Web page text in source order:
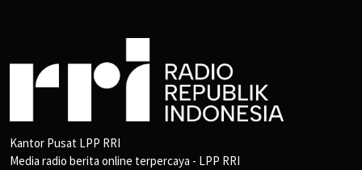
Kantor Pusat LPP RRI
Media radio berita online terpercaya - LPP RRI